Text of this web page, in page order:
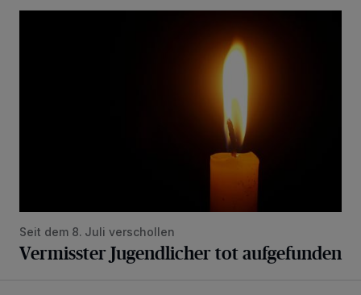
Seit dem 8. Juli verschollen
Vermisster Jugendlicher tot aufgefunden